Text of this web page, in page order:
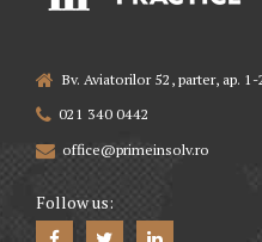
Bv. Aviatorilor 52, parter, ap.
021 340 0442
office@primeinsolv.ro
Follow us: